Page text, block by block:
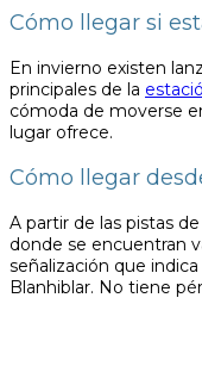
Cómo llegar si
En invierno existen
principales de la
cómoda de moverse
lugar ofrece.
Cómo llegar
A partir de las pistas
donde se encuentran
señalización que
Blanhiblar. No tiene